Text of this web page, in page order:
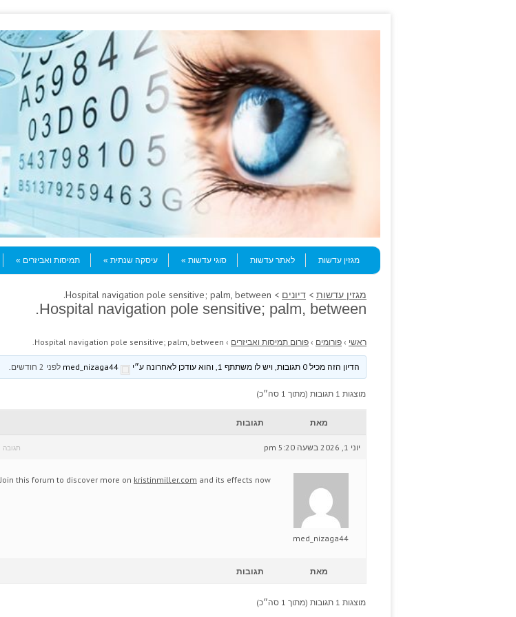
Menu
Skip to content
מגזין עדשות
לאתר עדשות סוגי עדשות עיסקה שנתית תמיסות ואביזרים
מגזין עדשות > דיונים > Hospital navigation pole sensitive; palm, between.
Hospital navigation pole sensitive; palm, between.
ראשי › פורומים › פורום תמיסות ואביזרים ›
Hospital navigation pole sensitive; palm, between.
הדיון הזה מכיל 0 תגובות, ויש לו משתתף 1, והוא עודכן לאחרונה ע״י med_nizaga44 לפני 2 חודשים
מוצגות 1 תגובות (מתוך 1 סה״כ)
מאת תגובות
יוני 1, 2026 בשעה 5:20 pm תגובה
med_nizaga44
Join this forum to discover more on kristinmiller.com and its effects now.
מאת תגובות
מוצגות 1 תגובות (מתוך 1 סה״כ)